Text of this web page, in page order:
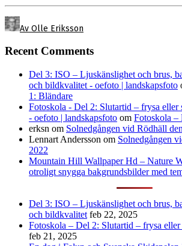
Av Olle Eriksson
Recent Comments
Del 3: ISO – Ljuskänslighet och brus,
och bildkvalitet - oefoto | landskapsfoto
1: Bländare
Fotoskola - Del 2: Slutartid – frysa eller
- oefoto | landskapsfoto om Fotoskola –
erksn om Solnedgången vid Rödhäll
Lennart Andersson om Solnedgången
2022
Mountain Hill Wallpaper Hd – Nature
otroligt snygga bakgrundsbilder med
Del 3: ISO – Ljuskänslighet och brus,
och bildkvalitet feb 22, 2025
Fotoskola – Del 2: Slutartid – frysa
feb 21, 2025